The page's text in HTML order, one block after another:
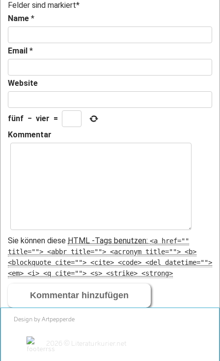
Felder sind markiert*
Name *
Email *
Website
fünf − vier =
Kommentar
Sie können diese HTML -Tags benutzen: <a href=""
title=""> <abbr title=""> <acronym title=""> <b>
<blockquote cite=""> <cite> <code> <del datetime="">
<em> <i> <q cite=""> <s> <strike> <strong>
2026 © Literaturkurier.net
Design by Artpepper.de